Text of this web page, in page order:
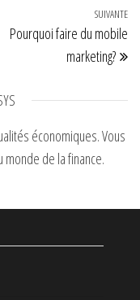
SUIVANTE
Pourquoi faire du mobile
marketing?
économiques. Vous
de la finance.